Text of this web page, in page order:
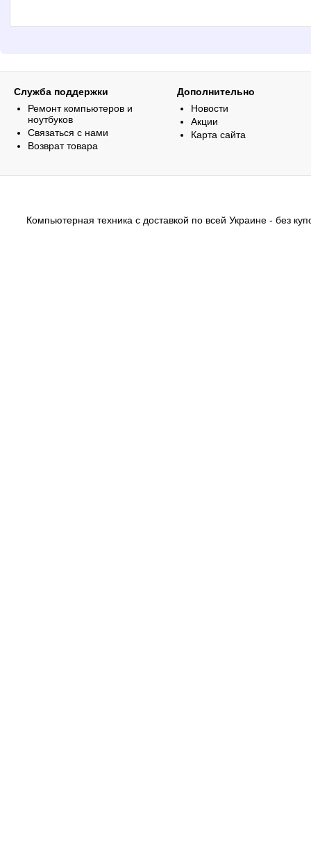
Служба поддержки
Ремонт компьютеров и
ноутбуков
Связаться с нами
Возврат товара
Дополнительно
Новости
Акции
Карта сайта
Компьютерная техника с доставкой по всей Украине - без